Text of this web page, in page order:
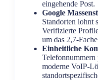
eingehende Post.
Google
Standorten lohnt
Verifizierte
um das 2,7-
Einheitliche
Telefonnummern
moderne VoIP-